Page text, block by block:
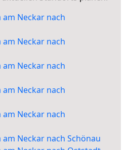
Neckar nach
Neckar nach
Neckar nach
Neckar nach
Neckar nach
Neckar nach Schönau